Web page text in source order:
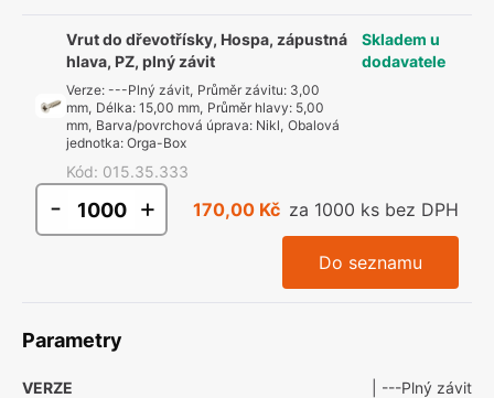
Vrut do dřevotřísky, Hospa, zápustná
hlava, PZ, plný závit
Verze: ---Plný závit, Průměr závitu: 3,00
mm, Délka: 15,00 mm, Průměr hlavy: 5,00
mm, Barva/povrchová úprava: Nikl, Obalová
jednotka: Orga-Box
Kód: 015.35.333
Skladem u
dodavatele
- + 170,00 Kč za 1000 ks bez DPH
Do seznamu
Parametry
VERZE
| ---Plný závit